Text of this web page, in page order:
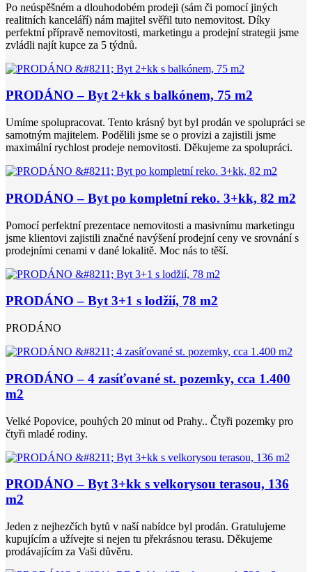
Po neúspěšném a dlouhodobém prodeji (sám či pomocí jiných
realitních kanceláří) nám majitel svěřil tuto nemovitost. Díky
perfektní přípravě nemovitosti, marketingu a prodejní strategii jsme
zvládli najít kupce za 5 týdnů.
PRODÁNO – Byt 2+kk s balkónem, 75 m2
Umíme spolupracovat. Tento krásný byt byl prodán ve spolupráci se
samotným majitelem. Podělili jsme se o provizi a zajistili jsme
maximální rychlost prodeje nemovitosti. Děkujeme za spolupráci.
PRODÁNO – Byt po kompletní reko. 3+kk, 82 m2
Pomocí perfektní prezentace nemovitosti a masivnímu marketingu
jsme klientovi zajistili značné navýšení prodejní ceny ve srovnání s
prodejními cenami v dané lokalitě. Moc nás to těší.
PRODÁNO – Byt 3+1 s lodžií, 78 m2
PRODÁNO
PRODÁNO – 4 zasíťované st. pozemky, cca 1.400
m2
Velké Popovice, pouhých 20 minut od Prahy.. Čtyři pozemky pro
čtyři mladé rodiny.
PRODÁNO – Byt 3+kk s velkorysou terasou, 136
m2
Jeden z nejhezčích bytů v naší nabídce byl prodán. Gratulujeme
kupujícím a užívejte si nejen tu překrásnou terasu. Děkujeme
prodávajícím za Vaši důvěru.